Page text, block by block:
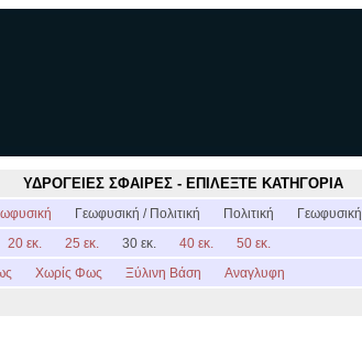
ΥΔΡΟΓΕΙΕΣ ΣΦΑΙΡΕΣ - ΕΠΙΛΕΞΤΕ ΚΑΤΗΓΟΡΙΑ
Γεωφυσική / Πολιτική Πολιτική Γεωφυσική
20 εκ. 25 εκ. 30 εκ. 40 εκ.
50 εκ.
Χωρίς Φως Ξύλινη Βάση Αναγλυφη